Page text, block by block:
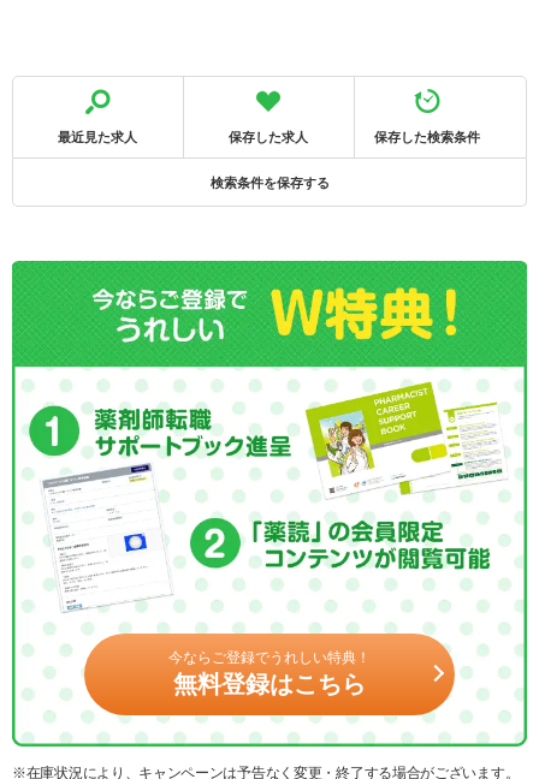
最近見た求人 保存した求人 保存した検索条件
検索条件を保存する
今ならご登録でうれしい特典！
無料登録はこちら
※在庫状況により、キャンペーンは予告なく変更・終了する場合がございます。